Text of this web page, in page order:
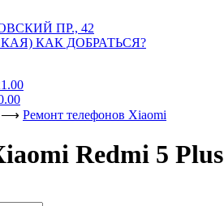
ПР., 42
КАК ДОБРАТЬСЯ?
⟶ Ремонт телефонов Xiaomi
Redmi 5 Plus